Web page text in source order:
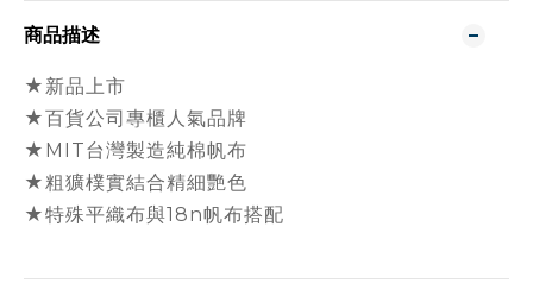
商品描述
★新品上市
★百貨公司專櫃人氣品牌
★MIT台灣製造純棉帆布
★粗獷樸實結合精細艷色
★特殊平織布與18n帆布搭配